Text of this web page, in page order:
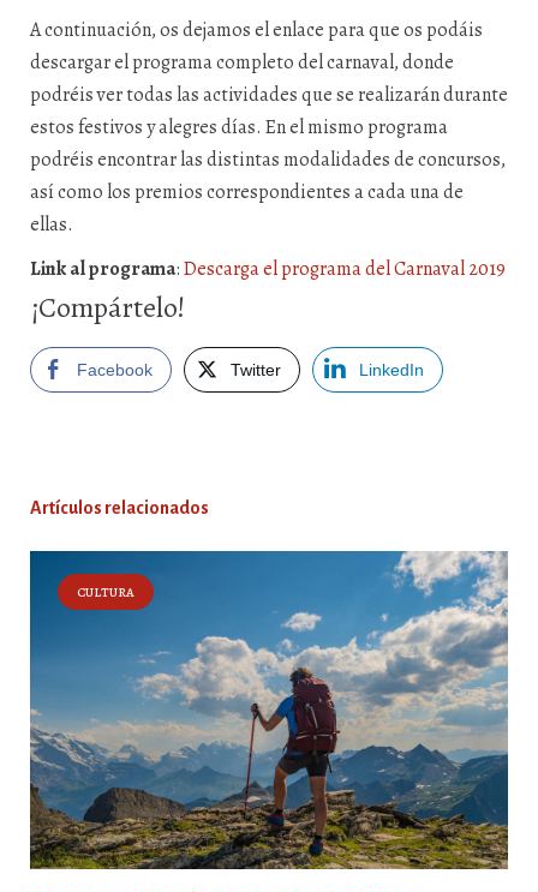
A continuación, os dejamos el enlace para que os podáis
descargar el programa completo del carnaval, donde
podréis ver todas las actividades que se realizarán durante
estos festivos y alegres días. En el mismo programa
podréis encontrar las distintas modalidades de concursos,
así como los premios correspondientes a cada una de
ellas.
Link al programa:Descarga el programa del Carnaval 2019
¡Compártelo!
Facebook Twitter LinkedIn
Artículos relacionados
CULTURA